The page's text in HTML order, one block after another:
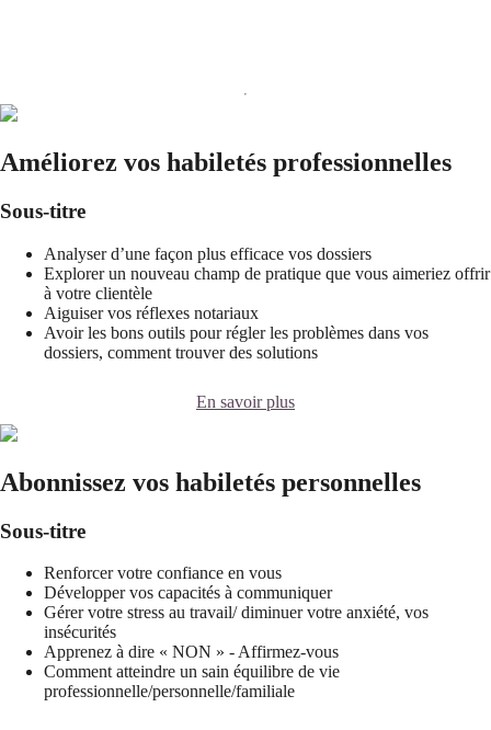
Améliorez vos habiletés professionnelles
Sous-titre
Analyser d’une façon plus efficace vos dossiers
Explorer un nouveau champ de pratique que vous aimeriez offrir
à votre clientèle
Aiguiser vos réflexes notariaux
Avoir les bons outils pour régler les problèmes dans vos
dossiers, comment trouver des solutions
En savoir plus
Abonnissez vos habiletés personnelles
Sous-titre
Renforcer votre confiance en vous
Développer vos capacités à communiquer
Gérer votre stress au travail/ diminuer votre anxiété, vos
insécurités
Apprenez à dire « NON » - Affirmez-vous
Comment atteindre un sain équilibre de vie
professionnelle/personnelle/familiale